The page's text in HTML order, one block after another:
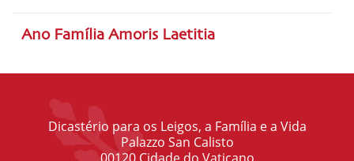
Ano Família Amoris Laetitia
Dicastério para os Leigos, a Família e a Vida
Palazzo San Calisto